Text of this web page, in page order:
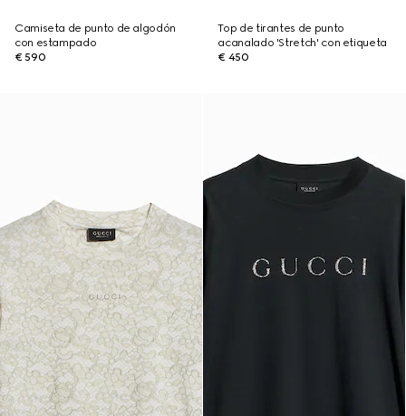
Camiseta de punto de algodón
con estampado
€ 590
Top de tirantes de punto
acanalado 'Stretch' con etiqueta
€ 450